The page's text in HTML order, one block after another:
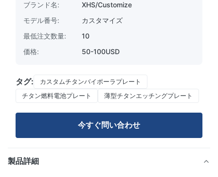
ブランド名:
XHS/Customize
モデル番号:
カスタマイズ
最低注文数量:
10
価格:
50-100USD
タグ:
カスタムチタンバイポーラプレート
チタン燃料電池プレート
薄型チタンエッチングプレート
今すぐ問い合わせ
製品詳細